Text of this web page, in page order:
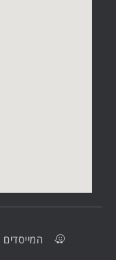
המייסדים 41 אבן יהודה